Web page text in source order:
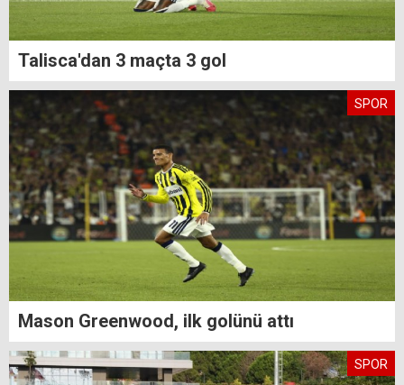
Talisca'dan 3 maçta 3 gol
SPOR
Mason Greenwood, ilk golünü attı
SPOR